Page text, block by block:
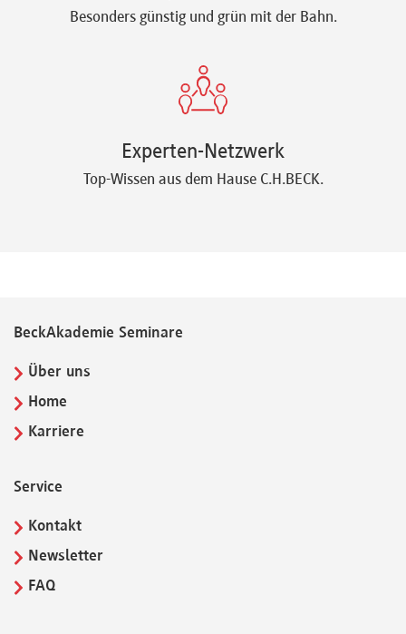
Besonders günstig und grün mit der Bahn.
Experten-Netzwerk
Top-Wissen aus dem Hause C.H.BECK.
BeckAkademie Seminare
Über uns
Home
Karriere
Service
Kontakt
Newsletter
FAQ